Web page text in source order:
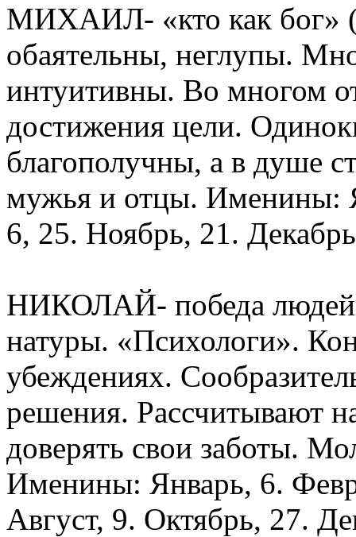
МИХАИЛ- «кто как бог»
обаятельны, неглупы.
интуитивны. Во многом
достижения цели.
благополучны, а в душе
мужья и отцы. Именины:
6, 25. Ноябрь, 21.
НИКОЛАЙ- победа людей
натуры. «Психологи».
убеждениях.
решения. Рассчитывают
доверять свои заботы.
Именины: Январь, 6.
Август, 9. Октябрь, 27.